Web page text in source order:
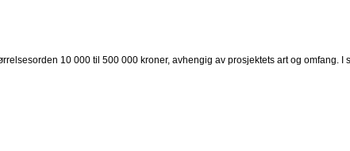
10 000 til 500 000 kroner, avhengig av prosjektets art og omfang.